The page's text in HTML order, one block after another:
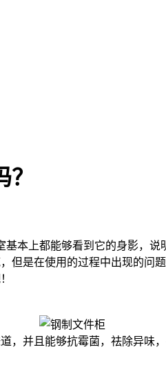
上都能够看到它的身影，
是在使用的过程中出现的问
且能够抗霉菌，祛除异味